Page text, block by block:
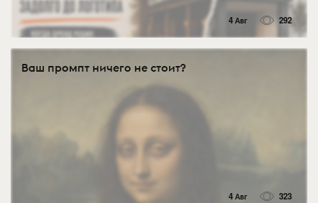
4 Авг 292
Ваш промпт ничего не стоит?
4 Авг 323